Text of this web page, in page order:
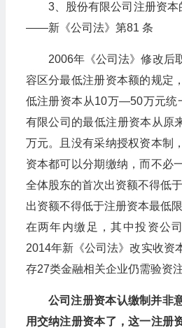
3、股份有限公司注册资
——新《公司法》第81 条
2006年《公司法》修改后
容区分最低注册资本额的规定
低注册资本从10万―50万元统
有限公司的最低注册资本从原
万元。且没有采纳授权资本制
资本都可以分期缴纳，而不必
全体股东的首次出资额不得低
出资额不得低于注册资本最低
在两年内缴足，其中投资公
2014年新《公司法》改实收资
存27类金融相关企业仍需验资注
公司注册资本认缴制并非
用交纳注册资本了，这一注册